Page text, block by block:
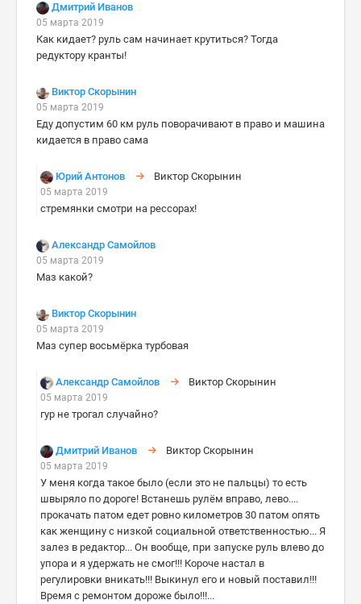
Дмитрий Иванов
05 марта 2019
Как кидает? руль сам начинает крутиться? Тогда
редуктору кранты!
Виктор Скорынин
05 марта 2019
Еду допустим 60 км руль поворачивают в право и машина
кидается в право сама
Юрий Антонов Виктор Скорынин
05 марта 2019
стремянки смотри на рессорах!
Александр Самойлов
05 марта 2019
Маз какой?
Виктор Скорынин
05 марта 2019
Маз супер восьмёрка турбовая
Александр Самойлов Виктор Скорынин
05 марта 2019
гур не трогал случайно?
Дмитрий Иванов Виктор Скорынин
05 марта 2019
У меня когда такое было (если это не пальцы) то есть
швыряло по дороге! Встанешь рулём вправо, лево....
прокачать патом едет ровно километров 30 патом опять
как женщину с низкой социальной ответственностью... Я
залез в редактор... Он вообще, при запуске руль влево до
упора и я удержать не смог!!! Короче настал в
регулировки вникать!!! Выкинул его и новый поставил!!!
Время с ремонтом дороже было!!!...